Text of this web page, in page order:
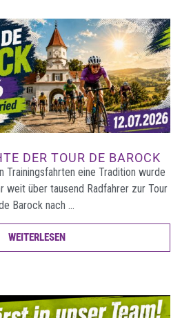
DER TOUR DE BAROCK
Trainingsfahrten eine Tradition wurde
weit über tausend Radfahrer zur Tour
Barock nach …
WEITERLESEN